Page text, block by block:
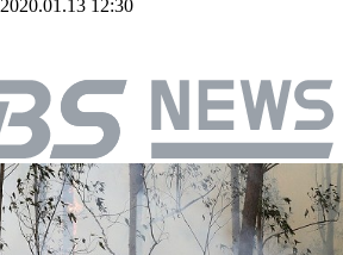
2020.01.13 12:30